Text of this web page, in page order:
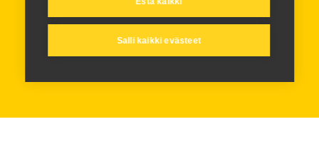
Salli kaikki evästeet